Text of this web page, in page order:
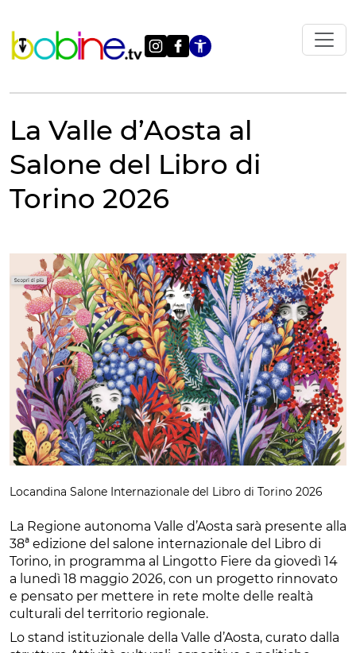
contenuto
Apri le
La Valle d’Aosta al
Salone del Libro di
Torino 2026
Locandina Salone Internazionale del Libro di Torino 2026
La Regione autonoma Valle d’Aosta sarà presente alla
38ª edizione del salone internazionale del Libro di
Torino, in programma al Lingotto Fiere da giovedì 14
a lunedì 18 maggio 2026, con un progetto rinnovato
e pensato per mettere in rete molte delle realtà
culturali del territorio regionale.
Lo stand istituzionale della Valle d’Aosta, curato dalla